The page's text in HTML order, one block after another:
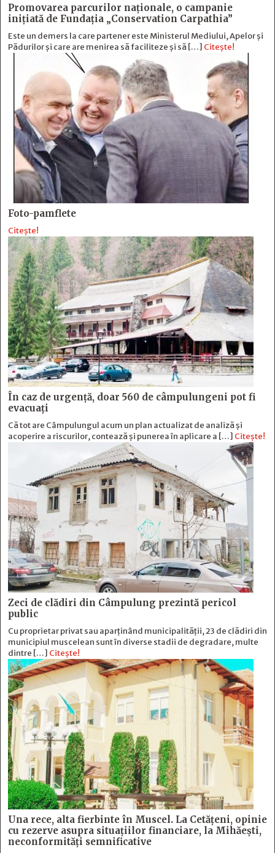
Promovarea parcurilor naționale, o campanie
inițiată de Fundația „Conservation Carpathia”
Este un demers la care partener este Ministerul Mediului, Apelor și
Pădurilor și care are menirea să faciliteze și să […] Citește!
Foto-pamflete
Citește!
În caz de urgență, doar 560 de câmpulungeni pot fi
evacuați
Că tot are Câmpulungul acum un plan actualizat de analiză și
acoperire a riscurilor, contează și punerea în aplicare a […] Citește!
Zeci de clădiri din Câmpulung prezintă pericol
public
Cu proprietar privat sau aparținând municipalității, 23 de clădiri din
municipiul muscelean sunt în diverse stadii de degradare, multe
dintre […] Citește!
Una rece, alta fierbinte în Muscel. La Cetăţeni, opinie
cu rezerve asupra situaţiilor financiare, la Mihăeşti,
neconformităţi semnificative